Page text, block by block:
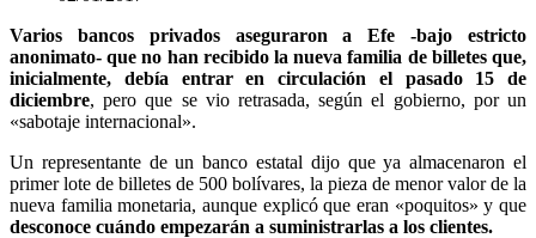
Varios bancos privados aseguraron a Efe -bajo estricto
anonimato- que no han recibido la nueva familia de billetes que,
inicialmente, debía entrar en circulación el pasado 15 de
diciembre, pero que se vio retrasada, según el gobierno, por un
«sabotaje internacional».
Un representante de un banco estatal dijo que ya almacenaron el
primer lote de billetes de 500 bolívares, la pieza de menor valor de la
nueva familia monetaria, aunque explicó que eran «poquitos» y que
desconoce cuándo empezarán a suministrarlas a los clientes.